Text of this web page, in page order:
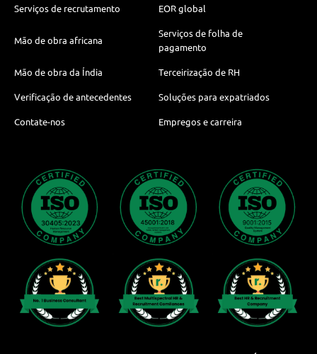
Serviços de recrutamento EOR global
Mão de obra africana
Serviços de folha de
pagamento
Mão de obra da Índia Terceirização de RH
Verificação de antecedentes Soluções para expatriados
Contate-nos Empregos e carreira